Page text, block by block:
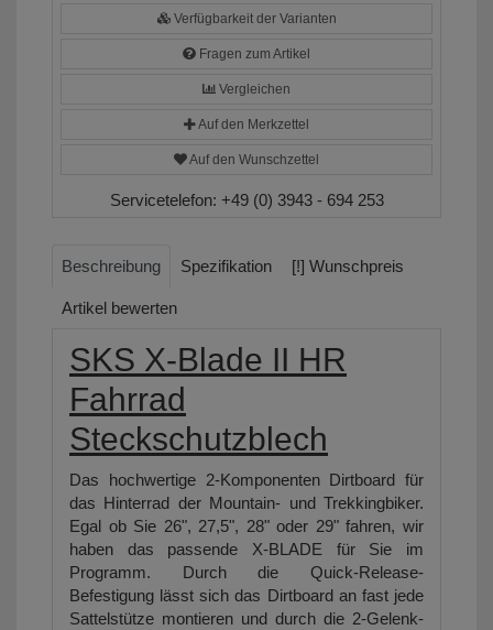
Verfügbarkeit der Varianten
Fragen zum Artikel
Vergleichen
Auf den Merkzettel
Auf den Wunschzettel
Servicetelefon: +49 (0) 3943 - 694 253
Beschreibung Spezifikation [!] Wunschpreis
Artikel bewerten
SKS X-Blade II HR
Fahrrad
Steckschutzblech
Das hochwertige 2-Komponenten Dirtboard für
das Hinterrad der Mountain- und Trekkingbiker.
Egal ob Sie 26", 27,5", 28" oder 29" fahren, wir
haben das passende X-BLADE für Sie im
Programm. Durch die Quick-Release-
Befestigung lässt sich das Dirtboard an fast jede
Sattelstütze montieren und durch die 2-Gelenk-